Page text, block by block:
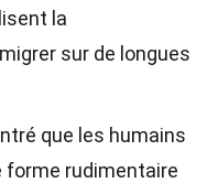
la
sur de longues
que les humains
forme rudimentaire